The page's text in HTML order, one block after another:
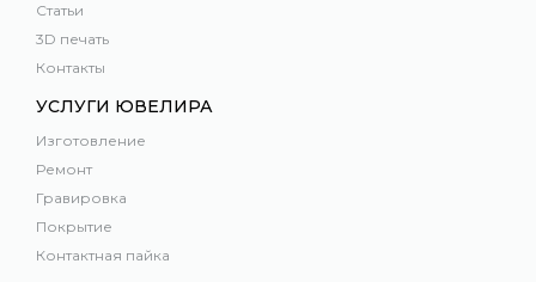
Статьи
3D печать
Контакты
УСЛУГИ ЮВЕЛИРА
Изготовление
Ремонт
Гравировка
Покрытие
Контактная пайка